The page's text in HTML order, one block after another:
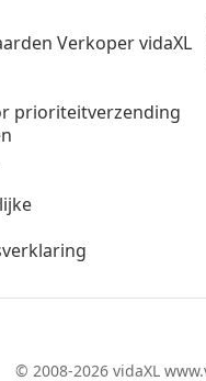
Verkoper vidaXL
prioriteitverzending
© 2008-2026 vidaXL